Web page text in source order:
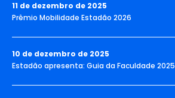
11 de dezembro de 2025
Prêmio Mobilidade Estadão 2026
10 de dezembro de 2025
Estadão apresenta: Guia da Faculdade 2025